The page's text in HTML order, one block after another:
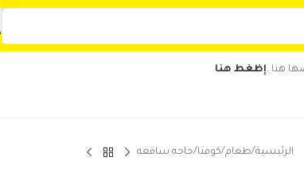
هنا .إظغط هنا
الرئيسية طعام كوفتا حاجه ساقعه